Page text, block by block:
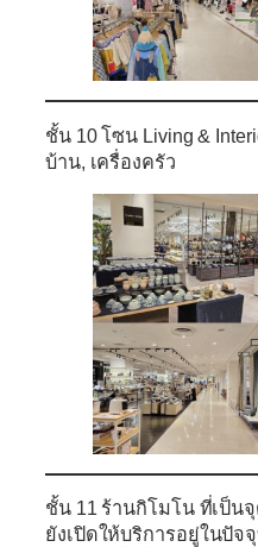
ชั้น 10โซน Living &
บ้าน, เครื่องครัว
ชั้น 11 ร้านกิโมโน ที่เป็น
ยังเปิดให้บริการอยู่ในปั